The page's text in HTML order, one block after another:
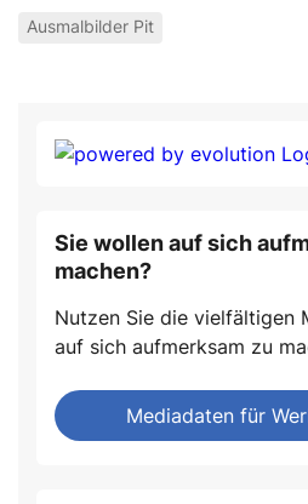
Ausmalbilder Pit
Sie wollen auf sich
machen?
Nutzen Sie die vielfältigen
auf sich aufmerksam zu
Mediadaten für